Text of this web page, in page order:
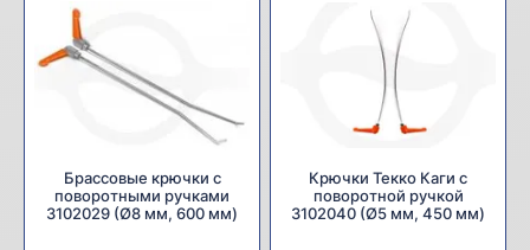
Брассовые крючки с
поворотными ручками
3102029 (Ø8 мм, 600 мм)
Крючки Текко Каги с
поворотной ручкой
3102040 (Ø5 мм, 450 мм)